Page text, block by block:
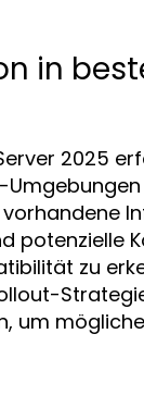
in
2025
potenzielle
zu
um